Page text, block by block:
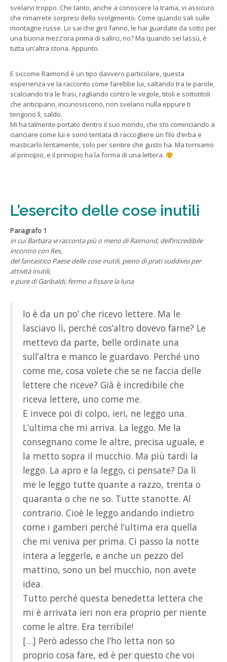
svelarvi troppo. Che tanto, anche a conoscere la trama, vi assicuro
che rimarrete sorpresi dello svolgimento. Come quando sali sulle
montagne russe. Lo sai che giro fanno, le hai guardate da sotto per
una buona mezz’ora prima di salirci, no? Ma quando sei lassù, è
tutta un’altra storia. Appunto.
E siccome Raimond è un tipo davvero particolare, questa
esperienza ve la racconto come farebbe lui, saltando tra le parole,
scalciando tra le frasi, ragliando contro le virgole, titoli e sottotitoli
che anticipano, incuriosiscono, non svelano nulla eppure ti
tengono lì, saldo.
Mi ha talmente portato dentro il suo mondo, che sto cominciando a
cianciare come lui e sono tentata di raccogliere un filo d’erba e
masticarlo lentamente, solo per sentire che gusto ha. Ma torniamo
al principio, e il principio ha la forma di una lettera.
L’esercito delle cose inutili
Paragrafo 1
in cui Barbara vi racconta più o meno di Raimond, dell’incredibile
incontro con Res,
del fantastico Paese delle cose inutili, pieno di prati suddivisi per
attività inutili,
e pure di Garibaldi, fermo a fissare la luna
Io è da un po’ che ricevo lettere. Ma le
lasciavo lì, perché cos’altro dovevo farne? Le
mettevo da parte, belle ordinate una
sull’altra e manco le guardavo. Perché uno
come me, cosa volete che se ne faccia delle
lettere che riceve? Già è incredibile che
riceva lettere, uno come me.
E invece poi di colpo, ieri, ne leggo una.
L’ultima che mi arriva. La leggo. Me la
consegnano come le altre, precisa uguale, e
la metto sopra il mucchio. Ma più tardi la
leggo. La apro e la leggo, ci pensate? Da lì
me le leggo tutte quante a razzo, trenta o
quaranta o che ne so. Tutte stanotte. Al
contrario. Cioè le leggo andando indietro
come i gamberi perché l’ultima era quella
che mi veniva per prima. Ci passo la notte
intera a leggerle, e anche un pezzo del
mattino, sono un bel mucchio, non avete
idea.
Tutto perché questa benedetta lettera che
mi è arrivata ieri non era proprio per niente
come le altre. Era terribile!
[…] Però adesso che l’ho letta non so
proprio cosa fare, ed è per questo che voi